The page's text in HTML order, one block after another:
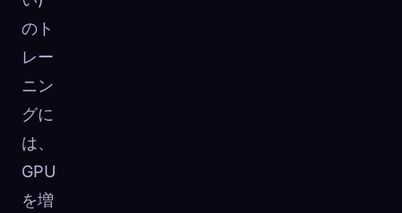
のト
レー
ニン
グに
は、
GPU
を増